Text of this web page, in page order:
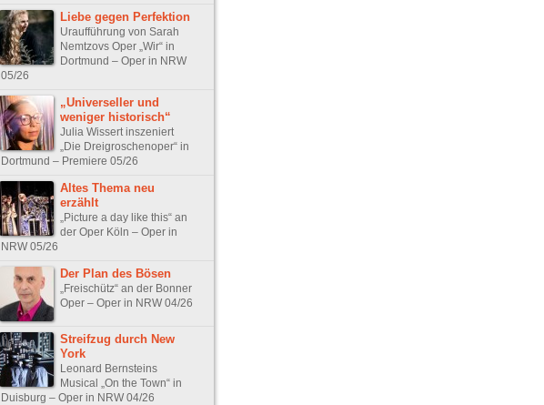
Liebe gegen Perfektion
Uraufführung von Sarah
Nemtzovs Oper „Wir“ in
Dortmund – Oper in NRW
05/26
„Universeller und
weniger historisch“
Julia Wissert inszeniert
„Die Dreigroschenoper“ in
Dortmund – Premiere 05/26
Altes Thema neu
erzählt
„Picture a day like this“ an
der Oper Köln – Oper in
NRW 05/26
Der Plan des Bösen
„Freischütz“ an der Bonner
Oper – Oper in NRW 04/26
Streifzug durch New
York
Leonard Bernsteins
Musical „On the Town“ in
Duisburg – Oper in NRW 04/26